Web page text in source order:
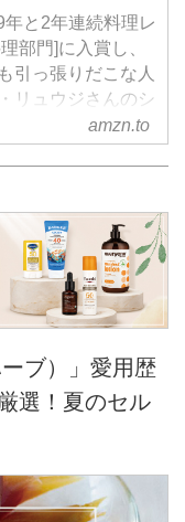
と2年連続料理レ
部門]に入賞し、
引っ張りだこな人
リュウジさんのシ
をテーマに、レン
がつまった一冊
た。
amzn.to
ブ）」愛用歴
選！夏のセル